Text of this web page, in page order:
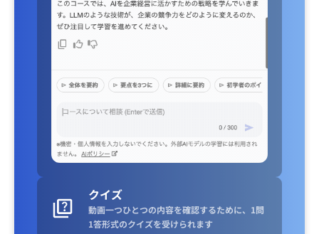
クイズ
動画一つひとつの内容を確認するために、1問
1答形式のクイズを受けられます